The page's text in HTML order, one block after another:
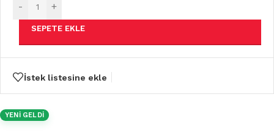
- +
SEPETE EKLE
İstek listesine ekle
YENİ GELDİ